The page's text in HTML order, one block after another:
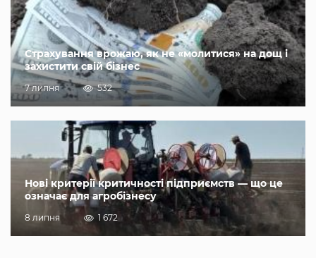
Страхування врожаю, як не «молитися» на дощ і
захистити свій бізнес
7 липня 532
Нові критерії критичності підприємств — що це
означає для агробізнесу
8 липня 1 672